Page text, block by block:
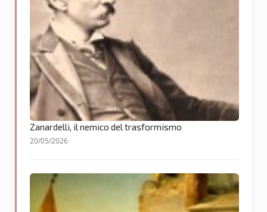
Zanardelli, il nemico del trasformismo
20/05/2026